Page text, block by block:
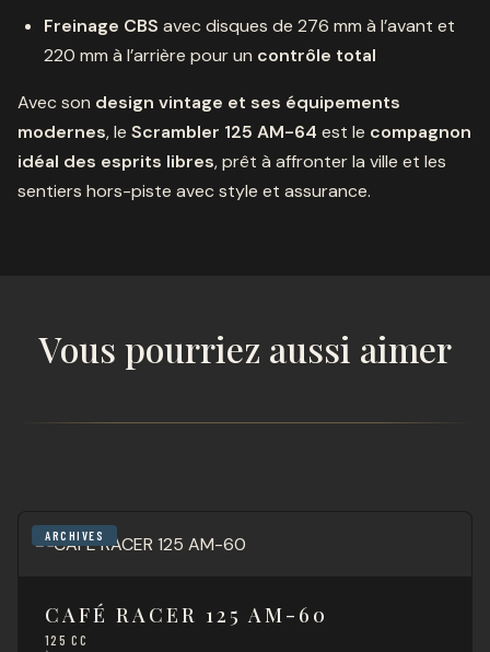
Freinage CBS avec disques de 276 mm à l’avant et
220 mm à l’arrière pour un contrôle total
Avec son design vintage et ses équipements
modernes, le Scrambler 125 AM-64 est le compagnon
idéal des esprits libres, prêt à affronter la ville et les
sentiers hors-piste avec style et assurance.
Vous pourriez aussi aimer
ARCHIVES
CAFÉ RACER 125 AM-60
125 CC